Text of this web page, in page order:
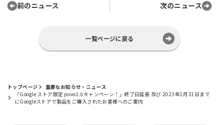
前のニュース 次のニュース
一覧ページに戻る
トップページ
重要なお知らせ・ニュース
「Google ストア限定 povo2.0キャンペーン！」終了日延長 及び 2023年1月31日まで
にGoogleストアで製品をご購入されたお客様へのご案内